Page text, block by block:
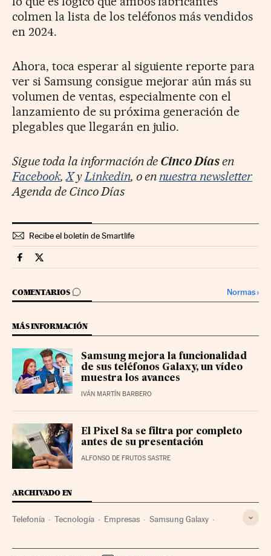
colmen la lista de los teléfonos más vendidos
en 2024.
Ahora, toca esperar al siguiente reporte para
ver si Samsung consigue mejorar aún más su
volumen de ventas, especialmente con el
lanzamiento de su próxima generación de
plegables que llegarán en julio.
Sigue toda la información de Cinco Díasen
Facebook,XyLinkedin, o ennuestra newsletter
Agenda de Cinco Días
Recibe el boletín de Smartlife
Smartlife Cinco Días en Facebook
Smartlife Cinco Días en Twitter
COMENTARIOS
IR A LOS COMENTARIOS Normas›
MÁS INFORMACIÓN
Samsung mejora la funcionalidad
de sus teléfonos Galaxy, un vídeo
muestra los avances
IVÁN MARTÍN BARBERO
El Pixel 8a se filtra por completo
antes de su presentación
ALFONSO DE FRUTOS SASTRE
ARCHIVADO EN
Telefonía Tecnología Empresas Samsung Galaxy